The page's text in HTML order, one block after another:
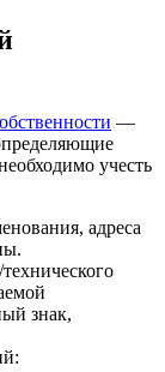
—
учесть
адреса
знак,